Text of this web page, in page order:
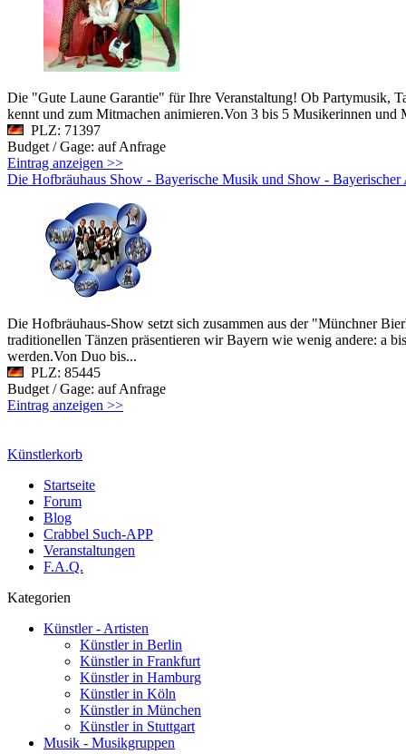
Die "Gute Laune Garantie" für Ihre Veranstaltung! Ob Partymusik,
kennt und zum Mitmachen animieren.Von 3 bis 5 Musikerinnen und
PLZ: 71397
Budget / Gage: auf Anfrage
Eintrag anzeigen >>
Die Hofbräuhaus Show - Bayerische Musik und Show - Bayerischer
Die Hofbräuhaus-Show setzt sich zusammen aus der "Münchner
traditionellen Tänzen präsentieren wir Bayern wie wenig andere: a
werden.Von Duo bis...
PLZ: 85445
Budget / Gage: auf Anfrage
Eintrag anzeigen >>
Künstlerkorb
Startseite
Forum
Blog
Crabbel Such-APP
Veranstaltungen
F.A.Q.
Kategorien
Künstler - Artisten
Künstler in Berlin
Künstler in Frankfurt
Künstler in Hamburg
Künstler in Köln
Künstler in München
Künstler in Stuttgart
Musik - Musikgruppen